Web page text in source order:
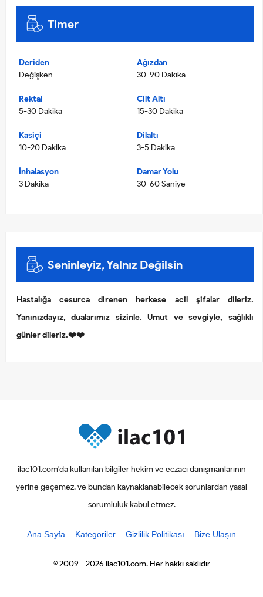
Timer
Deriden
Değişken
Ağızdan
30-90 Dakıka
Rektal
5-30 Dakika
Cilt Altı
15-30 Dakika
Kasiçi
10-20 Dakika
Dilaltı
3-5 Dakika
İnhalasyon
3 Dakika
Damar Yolu
30-60 Saniye
Seninleyiz, Yalnız Değilsin
Hastalığa cesurca direnen herkese acil şifalar dileriz.
Yanınızdayız, dualarımız sizinle. Umut ve sevgiyle, sağlıklı
günler dileriz.❤️❤️
ilac101.com'da kullanılan bilgiler hekim ve eczacı danışmanlarının
yerine geçemez. ve bundan kaynaklanabilecek sorunlardan yasal
sorumluluk kabul etmez.
Ana Sayfa Kategoriler Gizlilik Politikası Bize Ulaşın
© 2009 - 2026 ilac101.com. Her hakkı saklıdır